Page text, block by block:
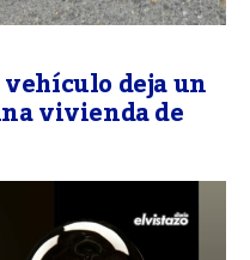
deja un
vivienda de